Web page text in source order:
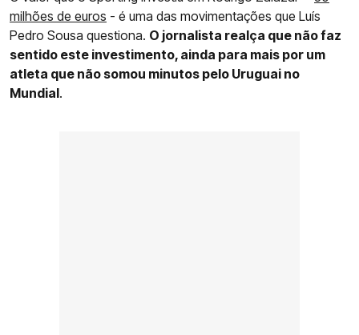
milhões de euros - é uma das movimentações que Luís
Pedro Sousa questiona. O jornalista realça que não faz
sentido este investimento, ainda para mais por um
atleta que não somou minutos pelo Uruguai no
Mundial.